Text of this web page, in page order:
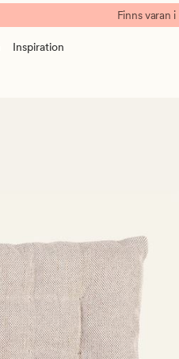
Finns varan
Inspiration